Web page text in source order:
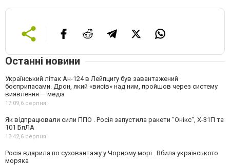
Останні новини
Український літак Ан-124 в Лейпцигу був завантажений
боєприпасами. Дрон, який «висів» над ним, пройшов через систему
виявлення — медіа
17:09,6 серпня
Як відпрацювали сили ППО . Росія запустила ракети "Онікс", Х-31П та
101 БпЛА
13:42,6 серпня
Росія вдарила по суховантажу у Чорному морі . Вбила українського
моряка